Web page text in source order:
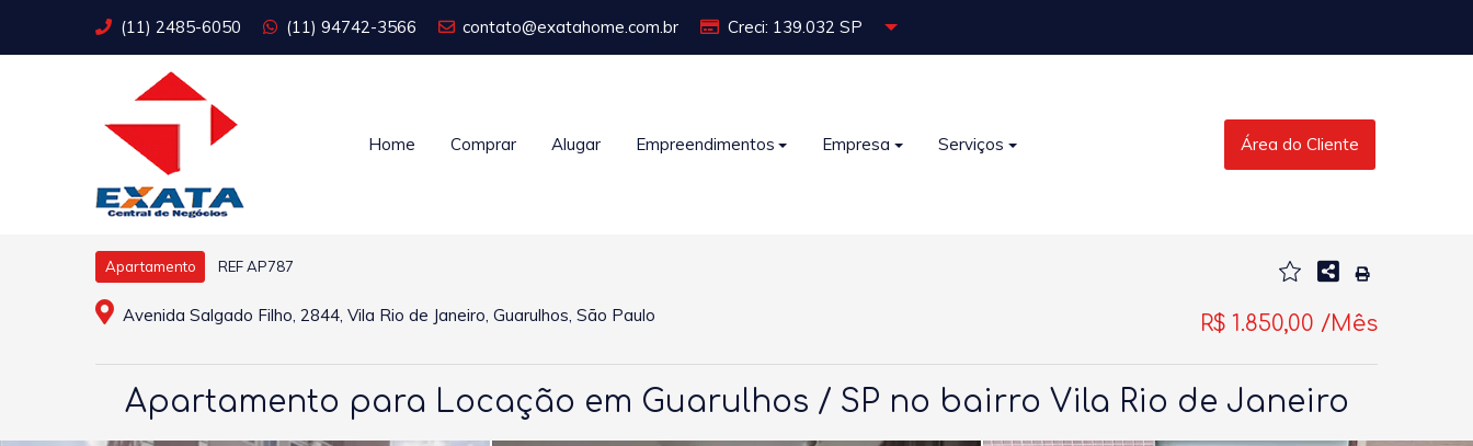
(11) 2485-6050 (11) 94742-3566 contato@exatahome.com.br Creci: 139.032 SP
Home Comprar Alugar Empreendimentos Empresa Serviços Área do Cliente
Apartamento REF AP787
Avenida Salgado Filho, 2844, Vila Rio de Janeiro, Guarulhos, São Paulo R$ 1.850,00 /Mês
Apartamento para Locação em Guarulhos / SP no bairro Vila Rio de Janeiro